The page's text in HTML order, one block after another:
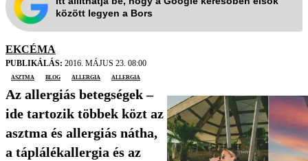
között legyen a Bors
EKCÉMA
PUBLIKÁLÁS: 2016. MÁJUS 23. 08:00
asztma
blog allergia Allergia
Az allergiás betegségek –
ide tartozik többek közt az
asztma és allergiás nátha,
a táplálékallergia és az